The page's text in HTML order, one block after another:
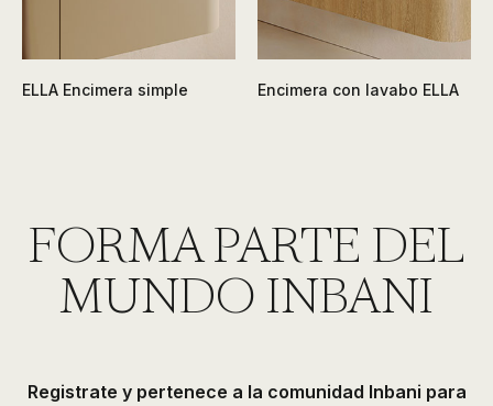
ELLA Encimera simple Encimera con lavabo ELLA
FORMA PARTE DEL
MUNDO INBANI
Registrate y pertenece a la comunidad Inbani para